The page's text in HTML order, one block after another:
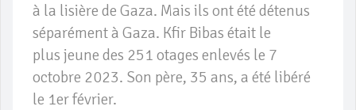
à la lisière de Gaza. Mais ils ont été détenus
séparément à Gaza. Kfir Bibas était le
plus jeune des 251 otages enlevés le 7
octobre 2023. Son père, 35 ans, a été libéré
le 1er février.